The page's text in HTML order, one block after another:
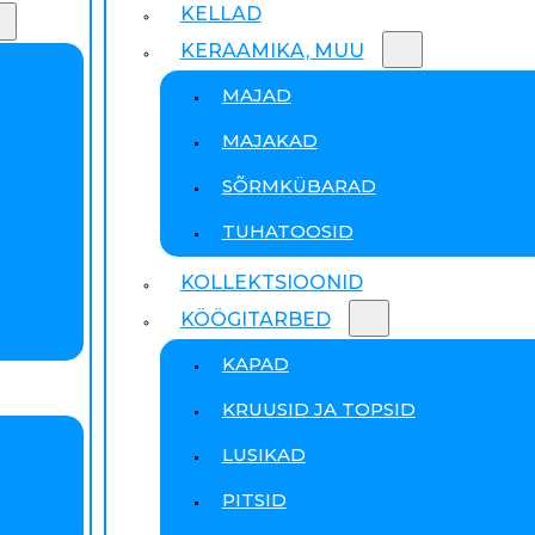
KELLAD
KERAAMIKA, MUU
MAJAD
MAJAKAD
SÕRMKÜBARAD
TUHATOOSID
KOLLEKTSIOONID
KÖÖGITARBED
KAPAD
KRUUSID JA TOPSID
LUSIKAD
PITSID